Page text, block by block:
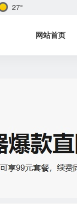
27°
网站首页